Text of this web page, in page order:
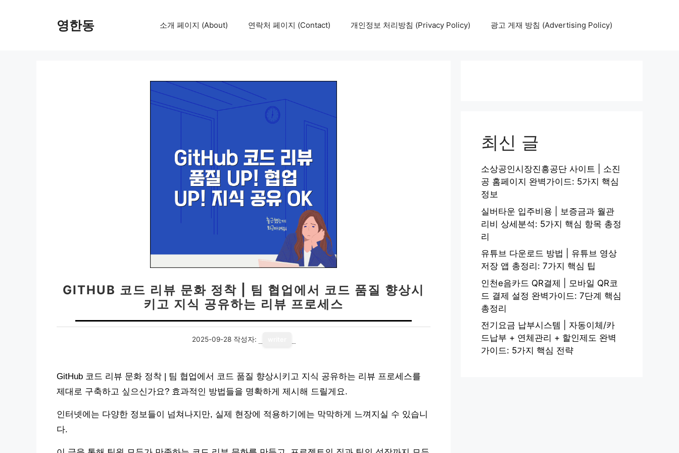
영한동 소개 페이지 (About) 연락처 페이지 (Contact) 개인정보 처리방침 (Privacy Policy) 광고 게재 방침 (Advertising Policy)
GITHUB 코드 리뷰 문화 정착 | 팀 협업에서 코드 품질 향상시
키고 지식 공유하는 리뷰 프로세스
2025-09-28 작성자:
GitHub 코드 리뷰 문화 정착 | 팀 협업에서 코드 품질 향상시키고 지식 공유하는 리뷰 프로세스를
제대로 구축하고 싶으신가요? 효과적인 방법들을 명확하게 제시해 드릴게요.
인터넷에는 다양한 정보들이 넘쳐나지만, 실제 현장에 적용하기에는 막막하게 느껴지실 수 있습니
다.
최신 글
소상공인시장진흥공단 사이트 | 소진
공 홈페이지 완벽가이드: 5가지 핵심
정보
실버타운 입주비용 | 보증금과 월관
리비 상세분석: 5가지 핵심 항목 총정
리
유튜브 다운로드 방법 | 유튜브 영상
저장 앱 총정리: 7가지 핵심 팁
인천e음카드 QR결제 | 모바일 QR코
드 결제 설정 완벽가이드: 7단계 핵심
총정리
전기요금 납부시스템 | 자동이체/카
드납부 + 연체관리 + 할인제도 완벽
가이드: 5가지 핵심 전략